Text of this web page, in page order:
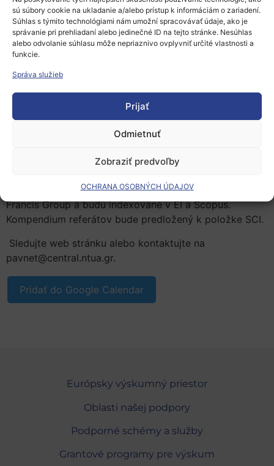
sú súbory cookie na ukladanie a/alebo prístup k informáciám o zariadení.
Súhlas s týmito technológiami nám umožní spracovávať údaje, ako je
správanie pri prehliadaní alebo jedinečné ID na tejto stránke. Nesúhlas
alebo odvolanie súhlasu môže nepriaznivo ovplyvniť určité vlastnosti a
funkcie.
Správa služieb
Prijať
Odmietnuť
Zobraziť predvoľby
OCHRANA OSOBNÝCH ÚDAJOV
projektovania, výstavby, údržby a riadiacich systémov
dopravnej infraštruktúry so zameraním na cesty,
železnice a letiská. Ďalej aspekty týkajúce sa nových
materiálov a ich charakterizáciu, alternatívne
rehabilitačné techniky, technologický pokrok, rovnako
Abstrakty by mali byť predložené prostredníctvom
webových stránok konferencie (www.bcrra2017.com) a
budú autori vyzvaní k predloženiu plných verzíí, ktoré
prijaté príspevky budú publikované CRC-Taylor &
Francis Group a budú indexované v EI a Scopus.
Kompendium referátov bude predložený k položke SCI.
Sledujte web stránku alebo kontaktujte na
pavnet@central.ntua.gr.
Pridať do Google Calendar
Európsky výskumný priestor
Oblasti našej podpory
Podporné schémy a služby
Grantové programy pre výskum